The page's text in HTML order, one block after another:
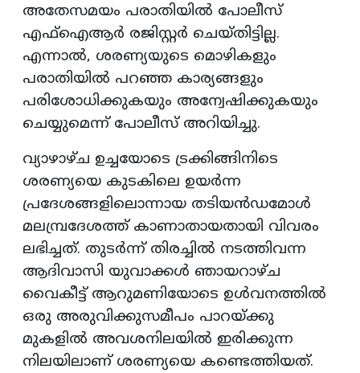
അതേസമയം പരാതിയിൽ പോലീസ്
എഫ്‌ഐആർ രജിസ്റ്റർ ചെയ്തിട്ടില്ല.
എന്നാൽ, ശരണ്യയുടെ മൊഴികളും
പരാതിയിൽ പറഞ്ഞ കാര്യങ്ങളും
പരിശോധിക്കുകയും അന്വേഷിക്കുകയും
ചെയ്യുമെന്ന് പോലീസ് അറിയിച്ചു.
വ്യാഴാഴ്ച ഉച്ചയോടെ ട്രക്കിങ്ങിനിടെ
ശരണ്യയെ കുടകിലെ ഉയർന്ന
പ്രദേശങ്ങളിലൊന്നായ തടിയൻഡമോൾ
മലമ്പ്രദേശത്ത് കാണാതായതായി വിവരം
ലഭിച്ചത്. തുടർന്ന് തിരച്ചിൽ നടത്തിവന്ന
ആദിവാസി യുവാക്കൾ ഞായറാഴ്ച
വൈകീട്ട് ആറുമണിയോടെ ഉൾവനത്തിൽ
ഒരു അരുവിക്കുസമീപം പാറയ്ക്കു
മുകളിൽ അവശനിലയിൽ ഇരിക്കുന്ന
നിലയിലാണ് ശരണ്യയെ കണ്ടെത്തിയത്.